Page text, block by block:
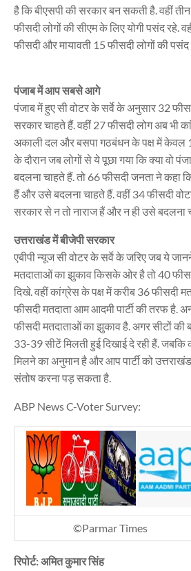
है कि बीएसपी की सरकार बन सकती है. वहीं
फीसदी लोगों की सीएम के लिए योगी पसंद रहे.
फीसदी और मायावती 15 फीसदी लोगों की पसंद
पंजाब में आप सबसे आगे
पंजाब में हुए सी वोटर के सर्वे के अनुसार 32
सरकार चाहते हैं. वहीं 27 फीसदी लोग अब भी
अकाली दल और बसपा गठबंधन के पक्ष में केवल
के दौरान जब लोगों से ये पूछा गया कि क्या वो
बदलना चाहते हैं. तो 66 फीसदी जनता ने कहा
हैं और उसे बदलना चाहते हैं. वहीं 34 फीसदी
सरकार से न तो नाराज हैं और न ही उसे बदलना
उत्तराखंड में बीजेपी सरकार
एबीपी न्यूज सी वोटर के सर्वे के जरिए जब ये
मतदाताओं का झुकाव किसके ओर है तो 40
दिखे. वहीं कांग्रेस के पक्ष में करीब 36 फीसदी
फीसदी मतदाता आम आदमी पार्टी की तरफ है.
फीसदी मतदाताओं का झुकाव है. अगर सीटों की
33-39 सीटें मिलती हुई दिखाई दे रही हैं.
मिलने का अनुमान है और आप पार्टी को
संतोष करना पड़ सकता है.
ABP News C-Voter Survey:
©Parmar Times
रिपोर्ट: अमित कुमार सिंह